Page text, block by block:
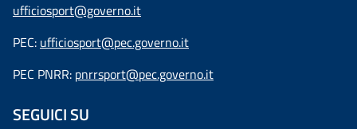
ufficiosport@governo.it
PEC: ufficiosport@pec.governo.it
PEC PNRR: pnrrsport@pec.governo.it
SEGUICI SU